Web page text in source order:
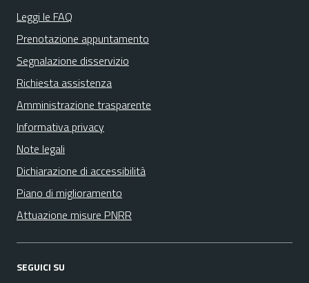
Leggi le FAQ
Prenotazione appuntamento
Segnalazione disservizio
Richiesta assistenza
Amministrazione trasparente
Informativa privacy
Note legali
Dichiarazione di accessibilità
Piano di miglioramento
Attuazione misure PNRR
SEGUICI SU